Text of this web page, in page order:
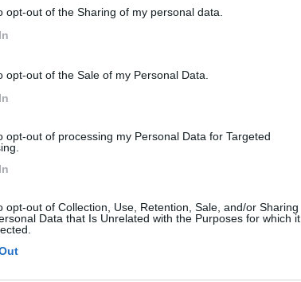
opt-out of the Sharing of my personal data.
opt-out of the Sale of my Personal Data.
opt-out of processing my Personal Data for Targeted
opt-out of Collection, Use, Retention, Sale, and/or Sharing
Data that Is Unrelated with the Purposes for which it
Matese (CE) - 25.6km
ristorazione, vendita prodotti tipici, spazi...
Posizione